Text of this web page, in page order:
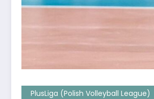
PlusLiga (Polish Volleyball League)